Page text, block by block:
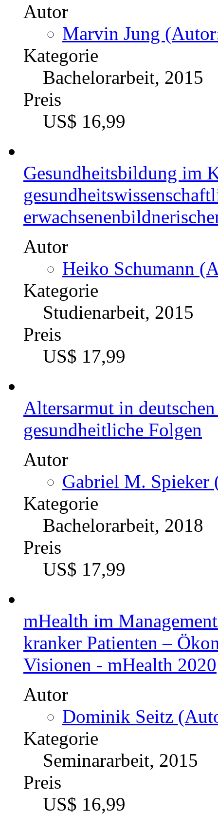
Autor
Marvin Jung
Kategorie
Bachelorarbeit, 2015
Preis
US$ 16,99
Gesundheitsbildung im
Autor
Heiko Schumann
Kategorie
Studienarbeit, 2015
Preis
US$ 17,99
Altersarmut in
gesundheitliche Folgen
Autor
Gabriel M.
Kategorie
Bachelorarbeit, 2018
Preis
US$ 17,99
mHealth im
kranker Patienten –
Visionen - mHealth 2020
Autor
Dominik Seitz
Kategorie
Seminararbeit, 2015
Preis
US$ 16,99